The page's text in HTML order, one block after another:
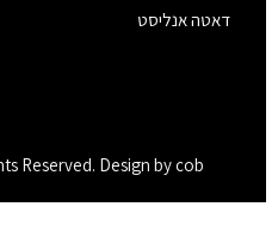
דאטה אנליסט
Reserved. Design by cob